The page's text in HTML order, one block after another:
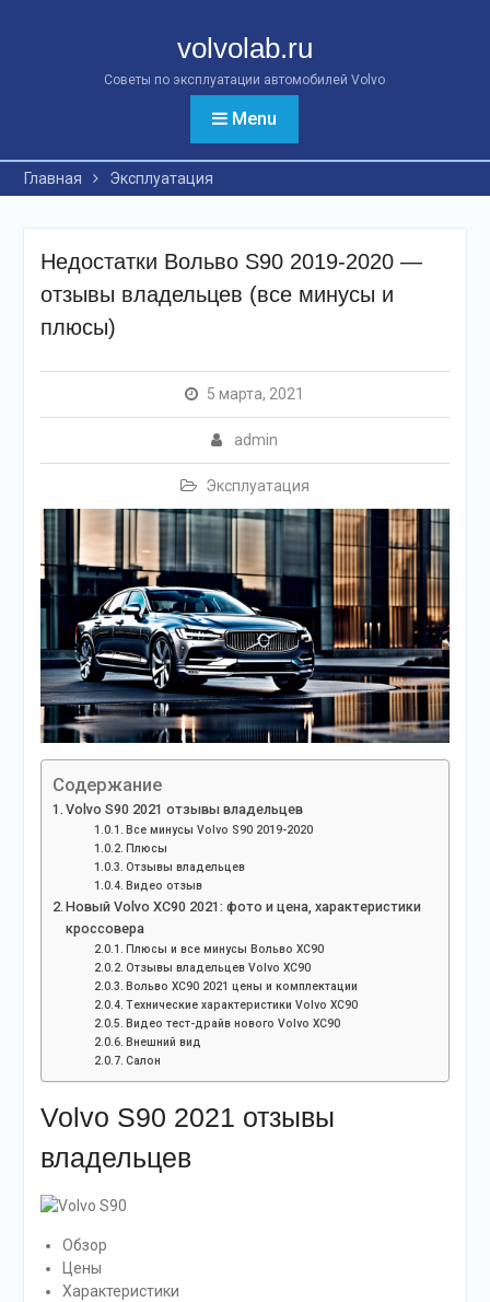
volvolab.ru
Советы по эксплуатации автомобилей Volvo
Menu
Главная Эксплуатация
Недостатки Вольво S90 2019-2020 —
отзывы владельцев (все минусы и
плюсы)
5 марта, 2021
admin
Эксплуатация
Содержание
Volvo S90 2021 отзывы владельцев
Все минусы Volvo S90 2019-2020
Плюсы
Отзывы владельцев
Видео отзыв
Новый Volvo XC90 2021: фото и цена, характеристики
кроссовера
Плюсы и все минусы Вольво ХС90
Отзывы владельцев Volvo XC90
Вольво ХС90 2021 цены и комплектации
Технические характеристики Volvo XC90
Видео тест-драйв нового Volvo XC90
Внешний вид
Салон
Volvo S90 2021 отзывы
владельцев
Обзор
Цены
Характеристики